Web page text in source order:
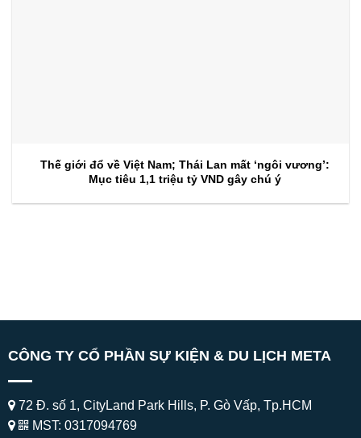
Thế giới đổ về Việt Nam; Thái Lan mất ‘ngôi vương’:
Mục tiêu 1,1 triệu tỷ VND gây chú ý
CÔNG TY CỔ PHẦN SỰ KIỆN & DU LỊCH META
72 Đ. số 1, CityLand Park Hills, P. Gò Vấp, Tp.HCM
MST: 0317094769